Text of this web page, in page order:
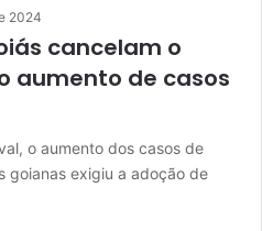
2024
cancelam o
aumento de casos
o aumento dos casos de
goianas exigiu a adoção de